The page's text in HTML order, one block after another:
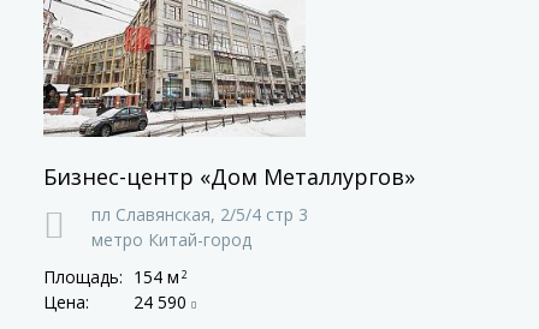
Бизнес-центр «Дом Металлургов»
пл Славянская, 2/5/4 стр 3
метро Китай-город
Площадь: 154 м 2
Цена: 24 590